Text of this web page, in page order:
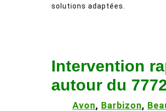
solutions adaptées.
Intervention
autour du
Avon, Barbizon,